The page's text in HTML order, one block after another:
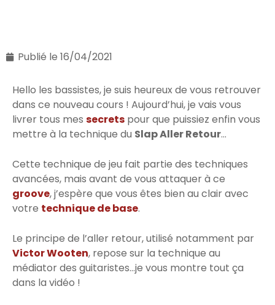
Publié le 16/04/2021
Hello les bassistes, je suis heureux de vous retrouver
dans ce nouveau cours ! Aujourd’hui, je vais vous
livrer tous mes secrets pour que puissiez enfin vous
mettre à la technique du Slap Aller Retour…
Cette technique de jeu fait partie des techniques
avancées, mais avant de vous attaquer à ce
groove, j’espère que vous êtes bien au clair avec
votre technique de base.
Le principe de l’aller retour, utilisé notamment par
Victor Wooten, repose sur la technique au
médiator des guitaristes…je vous montre tout ça
dans la vidéo !